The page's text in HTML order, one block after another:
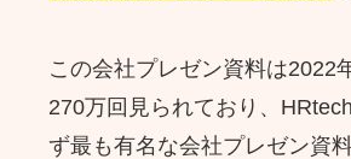
この会社プレゼン資料は2022
270万回見られており、
ず最も有名な会社プレゼン資